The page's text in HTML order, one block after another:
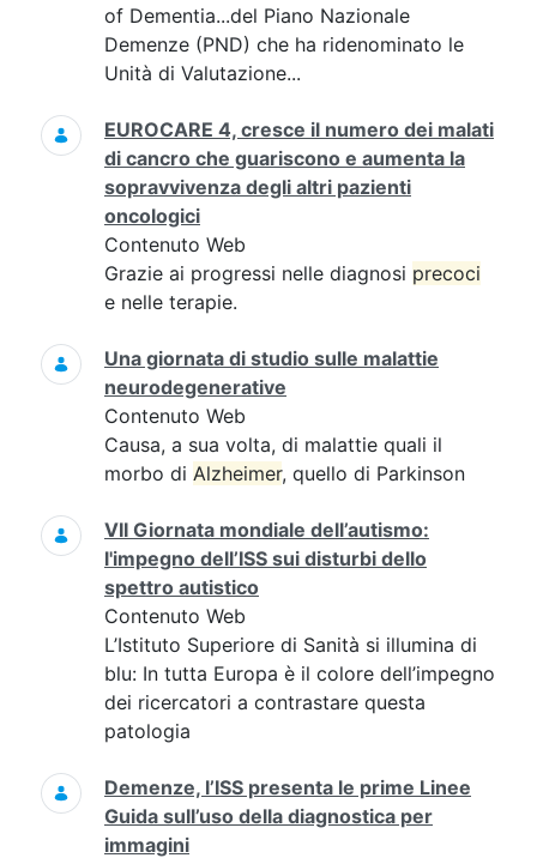
of Dementia...del Piano Nazionale
Demenze (PND) che ha ridenominato le
Unità di Valutazione...
EUROCARE 4, cresce il numero dei malati
di cancro che guariscono e aumenta la
sopravvivenza degli altri pazienti
oncologici
Contenuto Web
Grazie ai progressi nelle diagnosi precoci
e nelle terapie.
Una giornata di studio sulle malattie
neurodegenerative
Contenuto Web
Causa, a sua volta, di malattie quali il
morbo di Alzheimer, quello di Parkinson
VII Giornata mondiale dell’autismo:
l'impegno dell’ISS sui disturbi dello
spettro autistico
Contenuto Web
L’Istituto Superiore di Sanità si illumina di
blu: In tutta Europa è il colore dell’impegno
dei ricercatori a contrastare questa
patologia
Demenze, l’ISS presenta le prime Linee
Guida sull’uso della diagnostica per
immagini